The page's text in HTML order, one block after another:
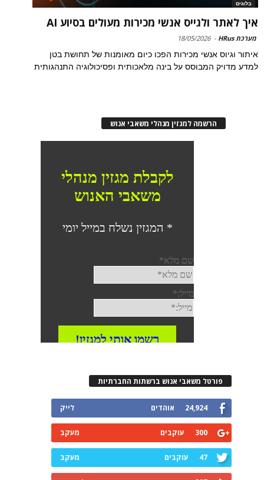
בלוגים
איך לאתר ולגייס אנשי מכירות מעולים בסיוע AI
מערכת HRus -
18/05/2026
איתור וגיוס אנשי מכירות הפכו כיום מאומנות של תחושת בטן
למדע מדויק המבוסס על בינה מלאכותית ופסיכולוגיה התנהגותית
הרשמה למגזין מנהלי משאבי אנוש
פורטל משאבי אנוש ברשתות החברתיות
24,924 אוהדים לייק
300 עוקבים מעקב
47 עוקבים מעקב